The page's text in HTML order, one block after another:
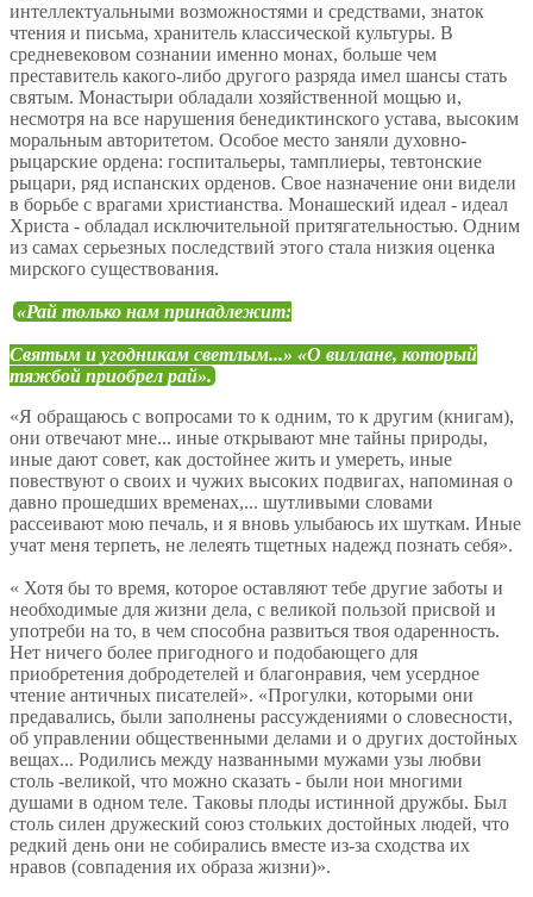
интеллектуальными возможностями и средствами, знаток
чтения и письма, хранитель классической культуры. В
средневековом сознании именно монах, больше чем
преставитель какого-либо другого разряда имел шансы стать
святым. Монастыри обладали хозяйственной мощью и,
несмотря на все нарушения бенедиктинского устава, высоким
моральным авторитетом. Особое место заняли духовно-
рыцарские ордена: госпитальеры, тамплиеры, тевтонские
рыцари, ряд испанских орденов. Свое назначение они видели
в борьбе с врагами христианства. Монашеский идеал - идеал
Христа - обладал исключительной притягательностью. Одним
из самах серьезных последствий этого стала низкия оценка
мирского существования.
«Рай только нам принадлежит:
Святым и угодникам светлым...» «О виллане, который
тяжбой приобрел рай».
«Я обращаюсь с вопросами то к одним, то к другим (книгам),
они отвечают мне... иные открывают мне тайны природы,
иные дают совет, как достойнее жить и умереть, иные
повествуют о своих и чужих высоких подвигах, напоминая о
давно прошедших временах,... шутливыми словами
рассеивают мою печаль, и я вновь улыбаюсь их шуткам. Иные
учат меня терпеть, не лелеять тщетных надежд познать себя».
« Хотя бы то время, которое оставляют тебе другие заботы и
необходимые для жизни дела, с великой пользой присвой и
употреби на то, в чем способна развиться твоя одаренность.
Нет ничего более пригодного и подобающего для
приобретения добродетелей и благонравия, чем усердное
чтение античных писателей». «Прогулки, которыми они
предавались, были заполнены рассуждениями о словесности,
об управлении общественными делами и о других достойных
вещах... Родились между названными мужами узы любви
столь -великой, что можно сказать - были нои многими
душами в одном теле. Таковы плоды истинной дружбы. Был
столь силен дружеский союз стольких достойных людей, что
редкий день они не собирались вместе из-за сходства их
нравов (совпадения их образа жизни)».